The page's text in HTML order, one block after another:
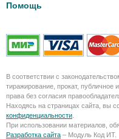
Помощь
В соответствии с
тиражирование, прокат, публичное
права без согласия
Находясь на страницах сайта, вы
конфиденциальности
При использовании материалов,
Разработка сайта – Модуль Код ИТ.